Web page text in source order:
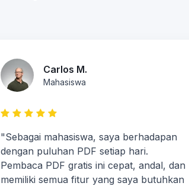
Carlos M.
Mahasiswa
"Sebagai mahasiswa, saya berhadapan
dengan puluhan PDF setiap hari.
Pembaca PDF gratis ini cepat, andal, dan
memiliki semua fitur yang saya butuhkan